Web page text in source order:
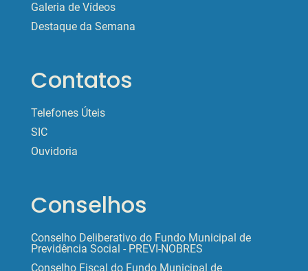
Galeria de Vídeos
Destaque da Semana
Contatos
Telefones Úteis
SIC
Ouvidoria
Conselhos
Conselho Deliberativo do Fundo Municipal de
Previdência Social - PREVI-NOBRES
Conselho Fiscal do Fundo Municipal de